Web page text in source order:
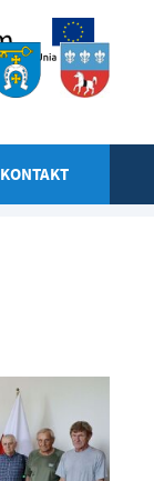
KONTAKT